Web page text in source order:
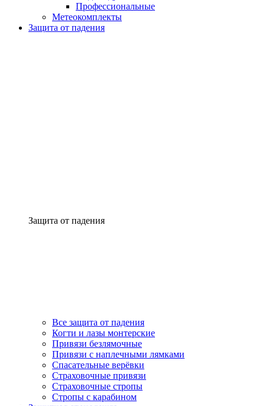
Профессиональные
Метеокомплекты
Защита от падения
Защита от падения
Все защита от падения
Когти и лазы монтерские
Привязи безлямочные
Привязи с наплечными лямками
Спасательные верёвки
Страховочные привязи
Страховочные стропы
Стропы с карабином